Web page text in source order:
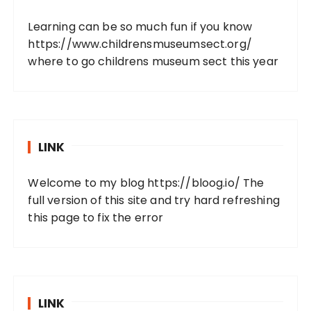
Learning can be so much fun if you know
https://www.childrensmuseumsect.org/
where to go childrens museum sect this year
LINK
Welcome to my blog https://bloog.io/ The
full version of this site and try hard refreshing
this page to fix the error
LINK